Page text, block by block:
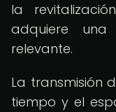
la
adquiere una
relevante.
La transmisión
tiempo y el